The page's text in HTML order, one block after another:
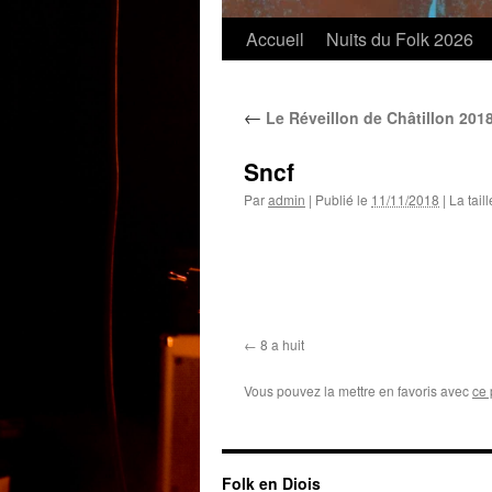
Accueil Nuits du Folk 2026
← Le Réveillon de Châtillon
Sncf
Paradmin | Publié le 11/11/2018 | La
8 a huit
Vous pouvez la mettre en favoris avecce
Folk en Diois